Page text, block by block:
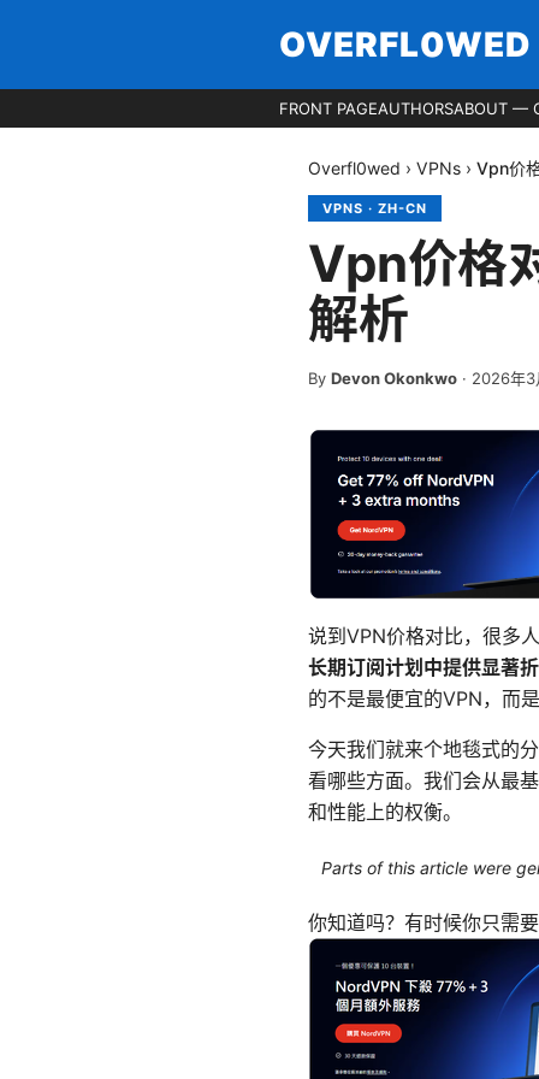
OVERFL0WED
FRONT PAGEAUTHORSABOUT —
Overfl0wed › VPNs › Vpn价
VPNS · ZH-CN
Vpn价格
解析
By Devon Okonkwo · 2026年3
说到VPN价格对比，很多
长期订阅计划中提供显著
的不是最便宜的VPN，而是
今天我们就来个地毯式的
看哪些方面。我们会从最
和性能上的权衡。
Parts of this article were
你知道吗？有时候你只需